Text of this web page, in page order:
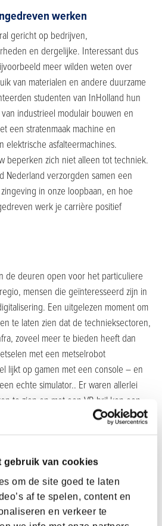
gebruik van cookies
om de site goed te laten
af te spelen, content en
en verkeer te
werken
gericht op bedrijven,
en dergelijke. Interessant dus
meer wilden weten over
van materialen en andere duurzame
studenten van InHolland hun
industrieel modulair bouwen en
een stratenmaak machine en
elektrische asfalteermachines.
beperken zich niet alleen tot techniek.
Nederland verzorgden samen een
in onze loopbaan, en hoe
werk je carrière positief
de deuren open voor het particuliere
mensen die geïnteresseerd zijn in
Een uitgelezen moment om
te laten zien dat de technieksectoren,
zoveel meer te bieden heeft dan
met een metselrobot
lijkt op gamen met een console – en
echte simulator.. Er waren allerlei
te zien en met een VR-bril kon een
bouwproject worden gemaakt. Voor
gezicht van de bouw dan ze